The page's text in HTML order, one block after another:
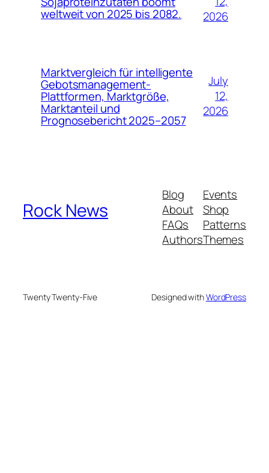
weltweit von 2025 bis 2082.
2026
Marktvergleich für intelligente
Gebotsmanagement-
Plattformen, Marktgröße,
Marktanteil und
Prognosebericht 2025–2057
July
12,
2026
Rock News
Blog
About
FAQs
Authors
Events
Shop
Patterns
Themes
Twenty Twenty-Five Designed withWordPress